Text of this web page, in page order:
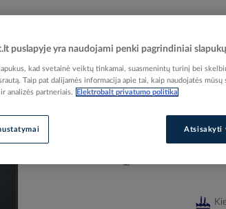
EAN kodas
Gamintojo prekės kodas
puslapyje yra naudojami penki pagrindiniai
kad svetainė veiktų tinkamai, suasmenintų turinį bei
Taip pat dalijamės informacija apie tai, kaip naudojatės
analizės partneriais.
Elektrobalt privatumo politika
Atsisakyti